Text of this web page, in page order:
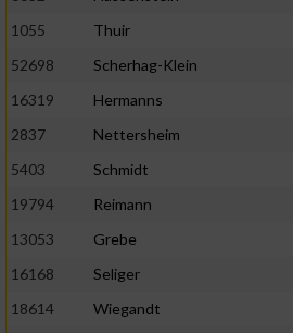
1055
Thuir
52698
Scherhag-Klein
16319
Hermanns
2837
Nettersheim
5403
Schmidt
19794
Reimann
13053
Grebe
16168
Seliger
18614
Wiegandt